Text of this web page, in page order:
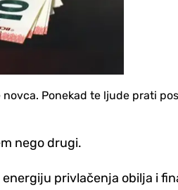
Ponekad te ljude prati
nego drugi.
privlačenja obilja i